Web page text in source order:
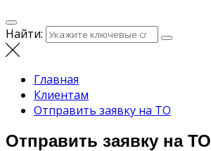
Найти:
Главная
Клиентам
Отправить заявку на ТО
Отправить заявку на ТО